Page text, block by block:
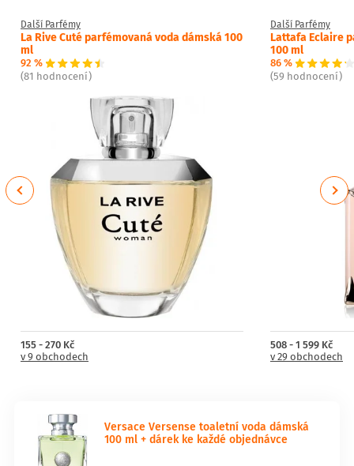
Další Parfémy
La Rive Cuté parfémovaná voda dámská 100
ml
92 %
(81 hodnocení)
155 - 270 Kč
v 9 obchodech
Další Parfémy
Lattafa Eclaire
100 ml
86 %
(59 hodnocení)
508 - 1 599 Kč
v 29 obchodech
Previous Next
Versace Versense toaletní voda dámská
100 ml + dárek ke každé objednávce